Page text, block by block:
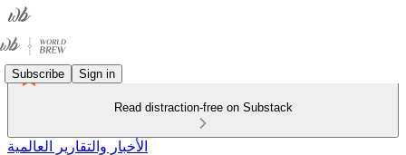
Subscribe Sign in
Read distraction-free on Substack
الأخبار والتقارير العالمية